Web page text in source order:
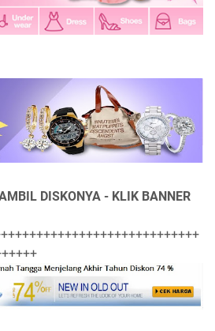
DISKONYA - KLIK BANNER